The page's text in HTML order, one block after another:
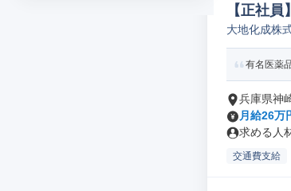
【正社
大地化成株
有名医薬
兵庫県神
月給26万
求める人
交通費支給